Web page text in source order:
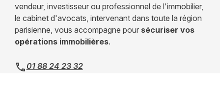
vendeur, investisseur ou professionnel de l'immobilier,
le cabinet d'avocats, intervenant dans toute la région
parisienne, vous accompagne pour sécuriser vos
opérations immobilières.
01 88 24 23 32